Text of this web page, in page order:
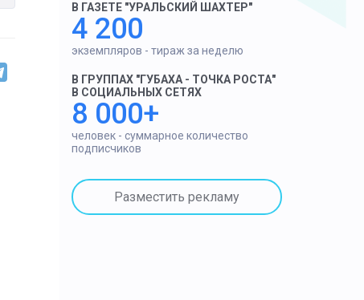
В ГАЗЕТЕ "УРАЛЬСКИЙ ШАХТЕР"
4 200
экземпляров - тираж за неделю
В ГРУППАХ "ГУБАХА - ТОЧКА РОСТА"
В СОЦИАЛЬНЫХ СЕТЯХ
8 000+
человек - суммарное количество
подписчиков
Разместить рекламу